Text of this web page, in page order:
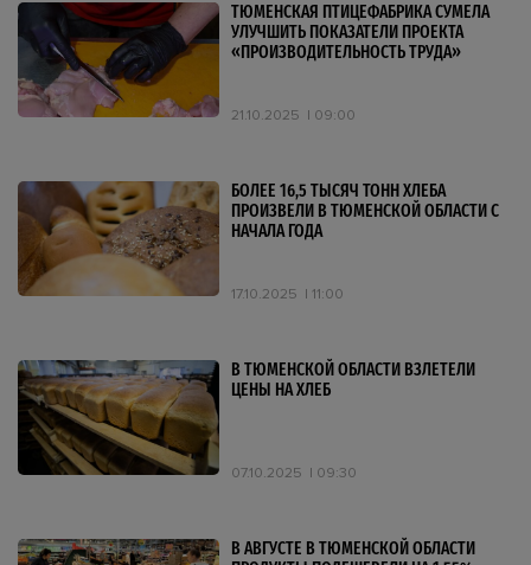
ТЮМЕНСКАЯ ПТИЦЕФАБРИКА СУМЕЛА
УЛУЧШИТЬ ПОКАЗАТЕЛИ ПРОЕКТА
«ПРОИЗВОДИТЕЛЬНОСТЬ ТРУДА»
21.10.2025 09:00
БОЛЕЕ 16,5 ТЫСЯЧ ТОНН ХЛЕБА
ПРОИЗВЕЛИ В ТЮМЕНСКОЙ ОБЛАСТИ С
НАЧАЛА ГОДА
17.10.2025 11:00
В ТЮМЕНСКОЙ ОБЛАСТИ ВЗЛЕТЕЛИ
ЦЕНЫ НА ХЛЕБ
07.10.2025 09:30
В АВГУСТЕ В ТЮМЕНСКОЙ ОБЛАСТИ